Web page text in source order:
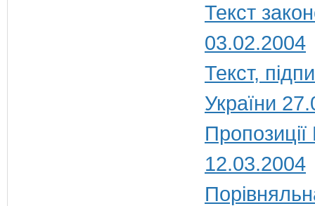
Текст
03.02.2004
Текст,
України
12.03.2004